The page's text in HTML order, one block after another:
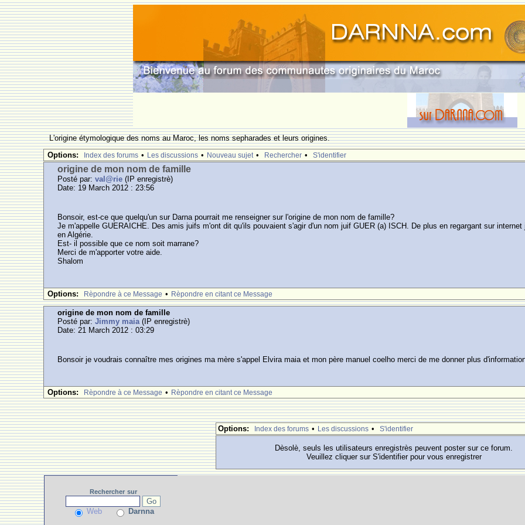
L'origine étymologique des noms au Maroc, les noms sepharades et leurs origines.
Options:
Index des forums • Les discussions • Nouveau sujet • Rechercher • S'identifier
origine de mon nom de famille
Posté par:val@rie (IP enregistrè)
Date: 19 March 2012 : 23:56
Bonsoir, est-ce que quelqu'un sur Darna pourrait me renseigner sur l'origine de mon nom de famille?
Je m'appelle GUERAICHE. Des amis juifs m'ont dit qu'ils pouvaient s'agir d'un nom juif GUER (a) ISCH. De plus en regargant sur
en Algérie.
Est- il possible que ce nom soit marrane?
Merci de m'apporter votre aide.
Shalom
Options: Rèpondre à ce Message • Rèpondre en citant ce Message
origine de mon nom de famille
Posté par:Jimmy maia(IP enregistrè)
Date: 21 March 2012 : 03:29
Bonsoir je voudrais connaître mes origines ma mère s'appel Elvira maia et mon père manuel coelho merci de me donner plus
Options: Rèpondre à ce Message • Rèpondre en citant ce Message
Options: Index des forums • Les discussions • S'identifier
Dèsolè, seuls les utilisateurs enregistrès peuvent poster sur ce forum.
Veuillez cliquer sur S'identifier pour vous enregistrer
Rechercher sur
Web Darnna